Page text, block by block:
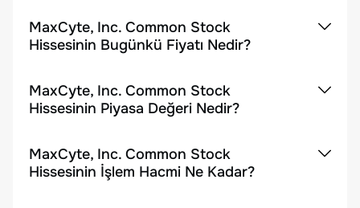
MaxCyte, Inc. Common Stock
Hissesinin Bugünkü Fiyatı Nedir?
MaxCyte, Inc. Common Stock
Hissesinin Piyasa Değeri Nedir?
MaxCyte, Inc. Common Stock
Hissesinin İşlem Hacmi Ne Kadar?